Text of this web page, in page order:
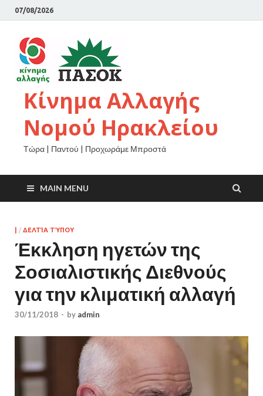
07/08/2026
Κίνημα Αλλαγής
Νομού Ηρακλείου
Τώρα | Παντού | Προχωράμε Μπροστά
MAIN MENU
/ ΔΕΛΤΊΑ ΤΎΠΟΥ
Έκκληση ηγετών της
Σοσιαλιστικής Διεθνούς
για την κλιματική αλλαγή
30/11/2018 - by admin